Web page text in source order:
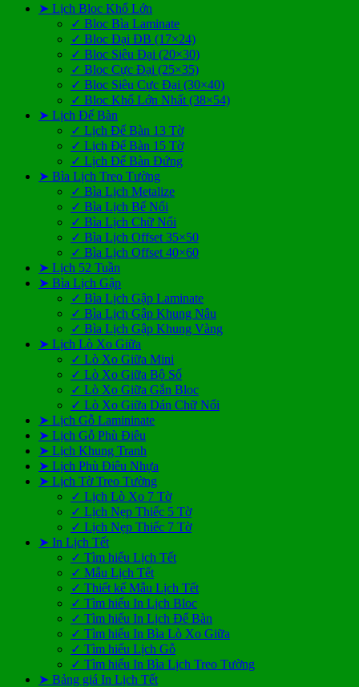
➤ Lịch Bloc Khổ Lớn
✓ Bloc Bìa Laminate
✓ Bloc Đại ĐB (17×24)
✓ Bloc Siêu Đại (20×30)
✓ Bloc Cực Đại (25×35)
✓ Bloc Siêu Cực Đại (30×40)
✓ Bloc Khổ Lớn Nhất (38×54)
➤ Lịch Để Bàn
✓ Lịch Để Bàn 13 Tờ
✓ Lịch Để Bàn 15 Tờ
✓ Lịch Để Bàn Đứng
➤ Bìa Lịch Treo Tường
✓ Bìa Lịch Metalize
✓ Bìa Lịch Bế Nổi
✓ Bìa Lịch Chữ Nổi
✓ Bìa Lịch Offset 35×50
✓ Bìa Lịch Offset 40×60
➤ Lịch 52 Tuần
➤ Bìa Lịch Gập
✓ Bìa Lịch Gập Laminate
✓ Bìa Lịch Gập Khung Nâu
✓ Bìa Lịch Gập Khung Vàng
➤ Lịch Lò Xo Giữa
✓ Lò Xo Giữa Mini
✓ Lò Xo Giữa Bộ Số
✓ Lò Xo Giữa Gắn Bloc
✓ Lò Xo Giữa Dán Chữ Nổi
➤ Lịch Gỗ Lamininate
➤ Lịch Gỗ Phù Điêu
➤ Lịch Khung Tranh
➤ Lịch Phù Điêu Nhựa
➤ Lịch Tờ Treo Tường
✓ Lịch Lò Xo 7 Tờ
✓ Lịch Nẹp Thiếc 5 Tờ
✓ Lịch Nẹp Thiếc 7 Tờ
➤ In Lịch Tết
✓ Tìm hiểu Lịch Tết
✓ Mẫu Lịch Tết
✓ Thiết kế Mẫu Lịch Tết
✓ Tìm hiểu In Lịch Bloc
✓ Tìm hiểu In Lịch Để Bàn
✓ Tìm hiểu In Bìa Lò Xo Giữa
✓ Tìm hiểu Lịch Gỗ
✓ Tìm hiểu In Bìa Lịch Treo Tường
➤ Bảng giá In Lịch Tết